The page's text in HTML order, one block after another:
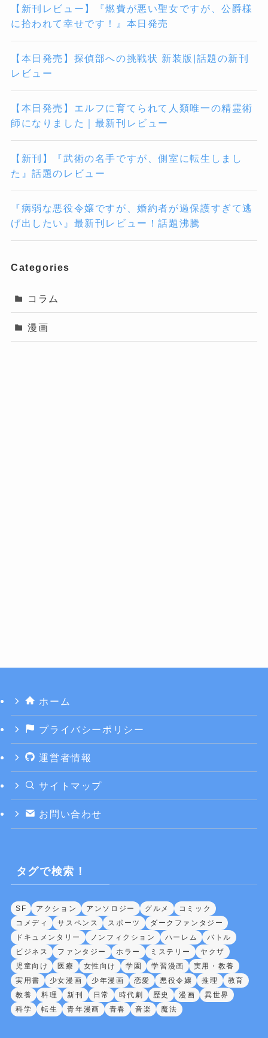
【新刊レビュー】『燃費が悪い聖女ですが、公爵様
に拾われて幸せです！』本日発売
【本日発売】探偵部への挑戦状 新装版|話題の新刊
レビュー
【本日発売】エルフに育てられて人類唯一の精霊術
師になりました｜最新刊レビュー
【新刊】『武術の名手ですが、側室に転生しまし
た』話題のレビュー
『病弱な悪役令嬢ですが、婚約者が過保護すぎて逃
げ出したい』最新刊レビュー！話題沸騰
Categories
コラム
漫画
ホーム
プライバシーポリシー
運営者情報
サイトマップ
お問い合わせ
タグで検索！
SF アクション アンソロジー グルメ
コミック
コメディ
サスペンス スポーツ
ダークファンタジー
ドキュメンタリー
ノンフィクション ハーレム
バトル
ビジネス
ファンタジー ホラー ミステリー
ヤクザ
児童向け
医療 女性向け 学園 学習漫画
実用・教養
実用書
少女漫画 少年漫画 恋愛 悪役令嬢 推理
教育
教養
料理 新刊 日常 時代劇 歴史 漫画
異世界
科学
転生 青年漫画 青春 音楽 魔法